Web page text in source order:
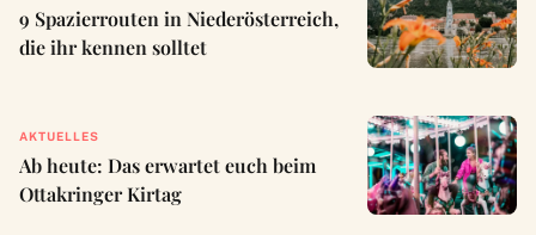
9 Spazierrouten in Niederösterreich,
die ihr kennen solltet
AKTUELLES
Ab heute: Das erwartet euch beim
Ottakringer Kirtag